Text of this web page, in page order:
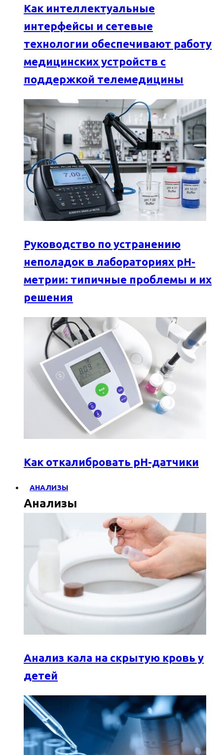
Как интеллектуальные
интерфейсы и сетевые
технологии обеспечивают работу
медицинских устройств с
поддержкой телемедицины
Руководство по устранению
неполадок в лабораториях pH-
метрии: типичные проблемы и их
решения
Как откалибровать pH-датчики
АНАЛИЗЫ
Анализы
Анализ кала на скрытую кровь у
детей